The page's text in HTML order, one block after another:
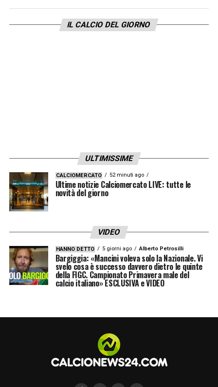
IL CALCIO DEL GIORNO
ULTIMISSIME
CALCIOMERCATO 52 minuti ago
Ultime notizie Calciomercato LIVE: tutte le
novità del giorno
VIDEO
HANNO DETTO 5 giorni ago Alberto Petrosilli
Bargiggia: «Mancini voleva solo la Nazionale. Vi
svelo cosa è successo davvero dietro le quinte
della FIGC. Campionato Primavera male del
calcio italiano» ESCLUSIVA e VIDEO